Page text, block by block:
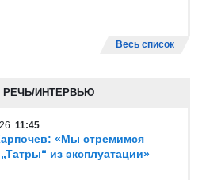
Весь список
РЕЧЬ/ИНТЕРВЬЮ
11:45
«Мы стремимся
из эксплуатации»